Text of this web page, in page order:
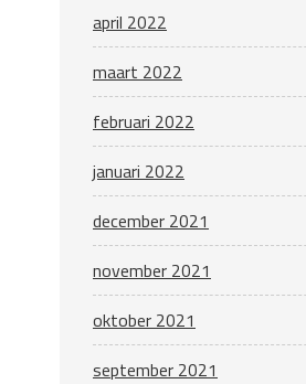
april 2022
maart 2022
februari 2022
januari 2022
december 2021
november 2021
oktober 2021
september 2021